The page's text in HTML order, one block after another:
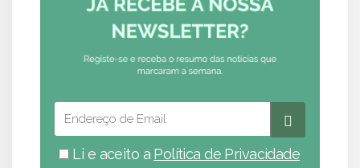
Li e aceito a Política de Privacidade